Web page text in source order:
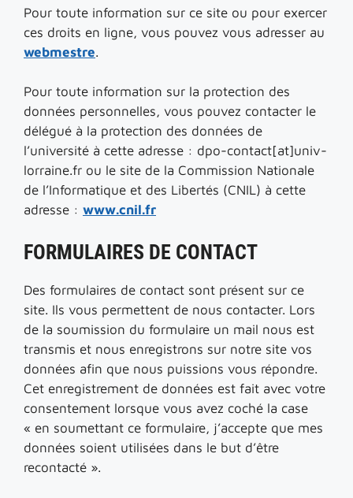
Pour toute information sur ce site ou pour exercer
ces droits en ligne, vous pouvez vous adresser au
webmestre.
Pour toute information sur la protection des
données personnelles, vous pouvez contacter le
délégué à la protection des données de
l’université à cette adresse : dpo-contact[at]univ-
lorraine.fr ou le site de la Commission Nationale
de l’Informatique et des Libertés (CNIL) à cette
adresse : www.cnil.fr
FORMULAIRES DE CONTACT
Des formulaires de contact sont présent sur ce
site. Ils vous permettent de nous contacter. Lors
de la soumission du formulaire un mail nous est
transmis et nous enregistrons sur notre site vos
données afin que nous puissions vous répondre.
Cet enregistrement de données est fait avec votre
consentement lorsque vous avez coché la case
« en soumettant ce formulaire, j’accepte que mes
données soient utilisées dans le but d’être
recontacté ».